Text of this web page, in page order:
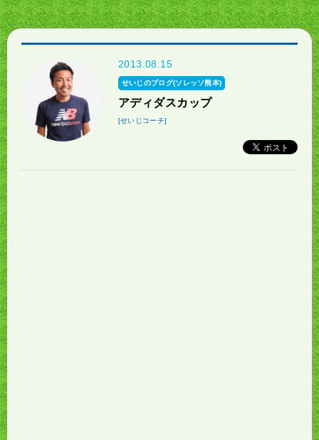
2013.08.15
せいじのブログ(ソレッソ熊本)
アディダスカップ
[せいじコーチ]